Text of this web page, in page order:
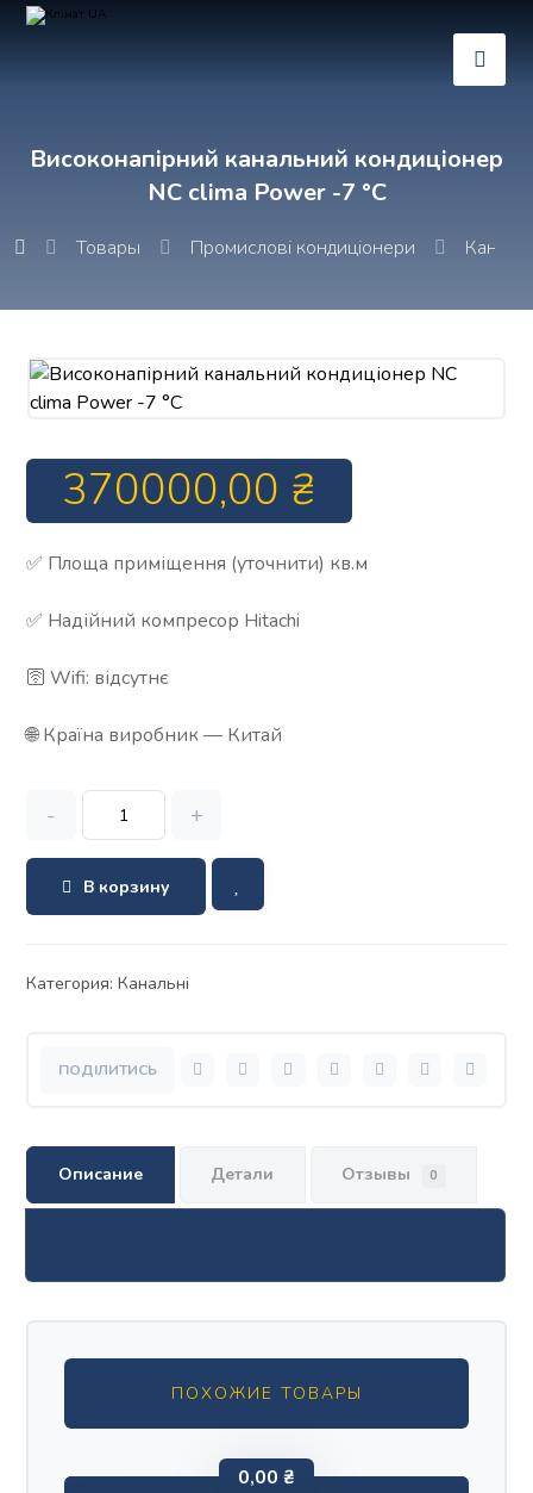
Високонапірний канальний кондиціонер
NC clima Power -7 °C
Товары Промислові кондиціонери
370000,00 ₴
✅ Площа приміщення (уточнити) кв.м
✅ Надійний компресор Hitachi
🛜 Wifi: відсутнє
🌐 Країна виробник — Китай
- +
В корзину
Категория:Канальні
Описание Детали Отзывы 0
ПОХОЖИЕ ТОВАРЫ
0,00 ₴